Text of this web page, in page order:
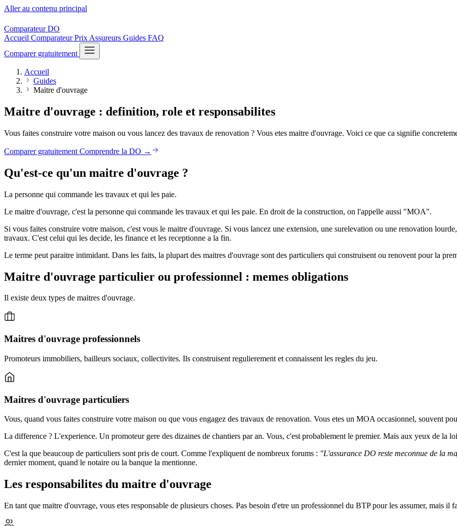
Aller au contenu principal
ComparateurDO
Accueil ComparateurPrix Assureurs Guides FAQ
Comparer gratuitement
Accueil
Guides
Maitre d'ouvrage
Maitre d'ouvrage : definition, role et responsabilites
Vous faites construire votre maison ou vous lancez des travaux de renovation ? Vous etes maitre d'ouvrage. Voici ce que ca signifie
Comparer gratuitement Comprendre la DO →
Qu'est-ce qu'un maitre d'ouvrage ?
La personne qui commande les travaux et qui les paie.
Le maitre d'ouvrage, c'est la personne qui commande les travaux et qui les paie. En droit de la construction, on l'appelle aussi "MOA".
Si vous faites construire votre maison, c'est vous le maitre d'ouvrage. Si vous lancez une extension, une surelevation ou une renovation
travaux. C'est celui qui les decide, les finance et les receptionne a la fin.
Le terme peut paraitre intimidant. Dans les faits, la plupart des maitres d'ouvrage sont des particuliers qui construisent ou renovent pour la
Maitre d'ouvrage particulier ou professionnel : memes obligations
Il existe deux types de maitres d'ouvrage.
Maitres d'ouvrage professionnels
Promoteurs immobiliers, bailleurs sociaux, collectivites. Ils construisent regulierement et connaissent les regles du jeu.
Maitres d'ouvrage particuliers
Vous, quand vous faites construire votre maison ou que vous engagez des travaux de renovation. Vous etes un MOA occasionnel, souvent
La difference ? L'experience. Un promoteur gere des dizaines de chantiers par an. Vous, c'est probablement le premier. Mais aux yeux de la
C'est la que beaucoup de particuliers sont pris de court. Comme l'expliquent de nombreux forums : "L'assurance DO reste meconnue de la
dernier moment, quand le notaire ou la banque la mentionne.
Les responsabilites du maitre d'ouvrage
En tant que maitre d'ouvrage, vous etes responsable de plusieurs choses. Pas besoin d'etre un professionnel du BTP pour les assumer, mais il